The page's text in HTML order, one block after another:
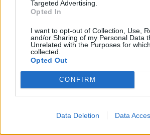
Targeted Advertising.
Opted In
I want to opt-out of Collection, Use,
and/or Sharing of my Personal Data
Unrelated with the Purposes for
collected.
Opted Out
CONFIRM
Data Deletion Data
Kraj